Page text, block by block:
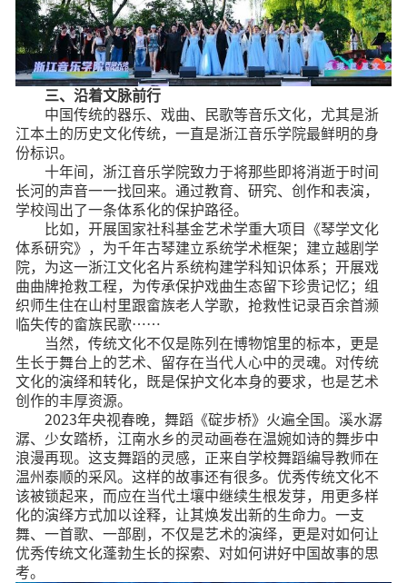
三、沿着文脉前行
中国传统的器乐、戏曲、民歌等音乐文化，尤其是浙
江本土的历史文化传统，一直是浙江音乐学院最鲜明的身
份标识。
十年间，浙江音乐学院致力于将那些即将消逝于时间
长河的声音一一找回来。通过教育、研究、创作和表演，
学校闯出了一条体系化的保护路径。
比如，开展国家社科基金艺术学重大项目《琴学文化
体系研究》，为千年古琴建立系统学术框架；建立越剧学
院，为这一浙江文化名片系统构建学科知识体系；开展戏
曲曲牌抢救工程，为传承保护戏曲生态留下珍贵记忆；组
织师生住在山村里跟畲族老人学歌，抢救性记录百余首濒
临失传的畲族民歌……
当然，传统文化不仅是陈列在博物馆里的标本，更是
生长于舞台上的艺术、留存在当代人心中的灵魂。对传统
文化的演绎和转化，既是保护文化本身的要求，也是艺术
创作的丰厚资源。
2023年央视春晚，舞蹈《碇步桥》火遍全国。溪水潺
潺、少女踏桥，江南水乡的灵动画卷在温婉如诗的舞步中
浪漫再现。这支舞蹈的灵感，正来自学校舞蹈编导教师在
温州泰顺的采风。这样的故事还有很多。优秀传统文化不
该被锁起来，而应在当代土壤中继续生根发芽，用更多样
化的演绎方式加以诠释，让其焕发出新的生命力。一支
舞、一首歌、一部剧，不仅是艺术的演绎，更是对如何让
优秀传统文化蓬勃生长的探索、对如何讲好中国故事的思
考。